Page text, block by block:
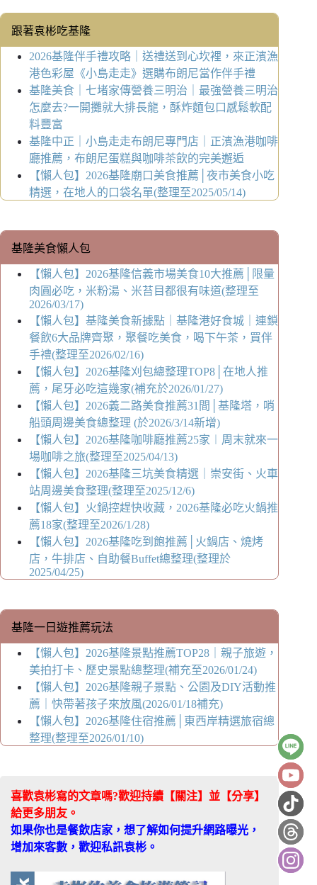
跟著袁彬吃基隆
2026基隆伴手禮攻略｜送禮送到心坎裡，來正濱漁
港色彩屋《小島走走》選購布朗尼當作伴手禮
基隆美食｜七堵家傳營養三明治｜最強營養三明治
怎麼去?一開攤就大排長龍，酥炸麵包口感鬆軟配
料豐富
基隆中正｜小島走走布朗尼專門店｜正濱漁港咖啡
廳推薦，布朗尼蛋糕與咖啡茶飲的完美邂逅
【懶人包】2026基隆廟口美食推薦│夜市美食小吃
精選，在地人的口袋名單(整理至2025/05/14)
基隆美食懶人包
【懶人包】2026基隆信義市場美食10大推薦│限量
肉圓必吃，米粉湯、米苔目都很有味道(整理至
2026/03/17)
【懶人包】基隆美食新據點｜基隆港好食城｜連鎖
餐飲6大品牌齊聚，聚餐吃美食，喝下午茶，買伴
手禮(整理至2026/02/16)
【懶人包】2026基隆刈包總整理TOP8│在地人推
薦，尾牙必吃這幾家(補充於2026/01/27)
【懶人包】2026義二路美食推薦31間│基隆塔，哨
船頭周邊美食總整理 (於2026/3/14新增)
【懶人包】2026基隆咖啡廳推薦25家︱周末就來一
場咖啡之旅(整理至2025/04/13)
【懶人包】2026基隆三坑美食精選｜崇安街、火車
站周邊美食整理(整理至2025/12/6)
【懶人包】火鍋控趕快收藏，2026基隆必吃火鍋推
薦18家(整理至2026/1/28)
【懶人包】2026基隆吃到飽推薦│火鍋店、燒烤
店，牛排店、自助餐Buffet總整理(整理於
2025/04/25)
基隆一日遊推薦玩法
【懶人包】2026基隆景點推薦TOP28｜親子旅遊，
美拍打卡、歷史景點總整理(補充至2026/01/24)
【懶人包】2026基隆親子景點、公園及DIY活動推
薦｜快帶著孩子來放風(2026/01/18補充)
【懶人包】2026基隆住宿推薦│東西岸精選旅宿總
整理(整理至2026/01/10)
喜歡袁彬寫的文章嗎?歡迎持續【關注】並【分享】
給更多朋友。
如果你也是餐飲店家，想了解如何提升網路曝光，
增加來客數，歡迎私訊袁彬。